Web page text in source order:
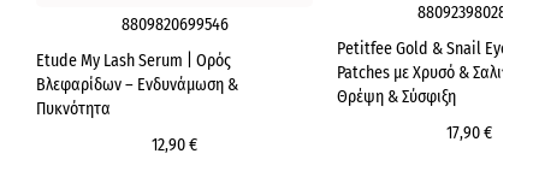
8809820699546
Etude My Lash Serum | Ορός
Βλεφαρίδων – Ενδυνάμωση &
Πυκνότητα
12,90 €
8809239802872
Petitfee Gold & Snail Eye
Patches με Χρυσό &
Θρέψη & Σύσφιξη
17,90 €